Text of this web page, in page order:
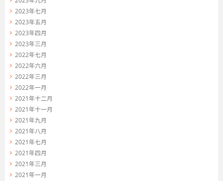
2023年七月
2023年五月
2023年四月
2023年三月
2022年七月
2022年六月
2022年三月
2022年一月
2021年十二月
2021年十一月
2021年九月
2021年八月
2021年七月
2021年四月
2021年三月
2021年一月